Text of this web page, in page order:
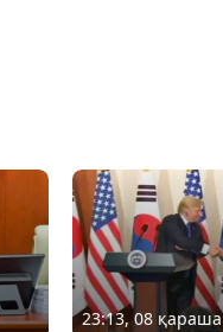
23:13, 08